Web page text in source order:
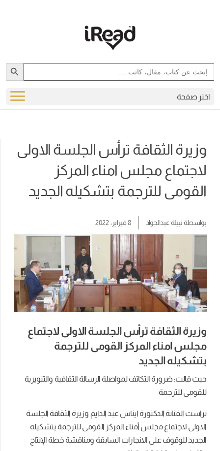
Search
for:
Search Button
اختر صفحة
وزيرة الثقافة ترأس الجلسة الاولى
لاجتماع مجلس امناء المركز
القومى للترجمة بتشكيله الجديد
بواسطةنبيلة عبدالجواد 8 فبراير، 2022
وزيرة الثقافة ترأس الجلسة الاولى لاجتماع
مجلس امناء المركز القومى للترجمة
بتشكيله الجديد
حيث قالت: ضرورة التكاتف لمواصلة الرسالة الثقافية والتنويرية
للقومى للترجمة
تراست الفنانة الدكتورة ايناس عبد الدايم وزيرة الثقافة الجلسة
الاولى لاجتماع مجلس أمناء المركز القومى للترجمة بتشكيله
الجديد للوقوف على الانجازات السابقة ومناقشة خطة الإنتاج